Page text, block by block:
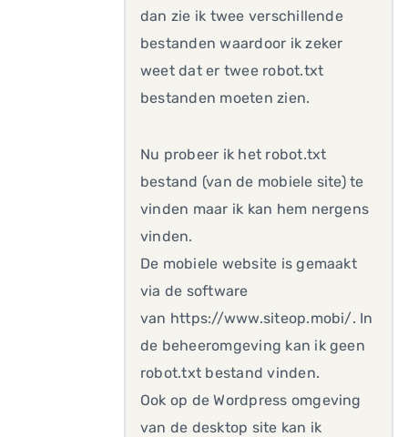
dan zie ik twee verschillende
bestanden waardoor ik zeker
weet dat er twee robot.txt
bestanden moeten zien.
Nu probeer ik het robot.txt
bestand (van de mobiele site) te
vinden maar ik kan hem nergens
vinden.
De mobiele website is gemaakt
via de software
van https://www.siteop.mobi/. In
de beheeromgeving kan ik geen
robot.txt bestand vinden.
Ook op de Wordpress omgeving
van de desktop site kan ik